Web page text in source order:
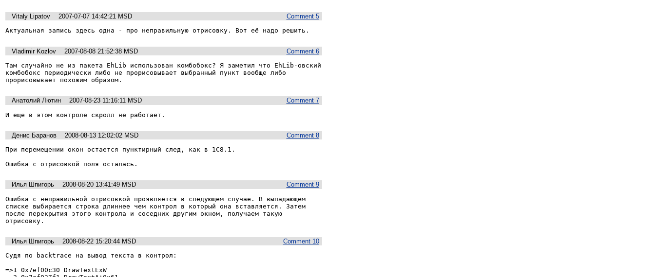
Comment 5
Vitaly Lipatov
2007-07-07 14:42:21 MSD
Актуальная запись здесь одна - про неправильную отрисовку. Вот её надо решить.
Comment 6
Vladimir Kozlov
2007-08-08 21:52:38 MSD
Там случайно не из пакета EhLib использован комбобокс? Я заметил что EhLib-овский
комбобокс периодически либо не прорисовывает выбранный пункт вообще либо
прорисовывает похожим образом.
Comment 7
Анатолий Лютин
2007-08-23 11:16:11 MSD
И ещё в этом контроле скролл не работает.
Comment 8
Денис Баранов
2008-08-13 12:02:02 MSD
При перемещении окон остается пунктирный след, как в 1С8.1.
Ошибка с отрисовкой поля осталась.
Comment 9
Илья Шпигорь
2008-08-20 13:41:49 MSD
Ошибка с неправильной отрисовкой проявляется в следующем случае. В выпадающем
списке выбирается строка длиннее чем контрол в который она вставляется. Затем
после перекрытия этого контрола и соседних другим окном, получаем такую
отрисовку.
Comment 10
Илья Шпигорь
2008-08-22 15:20:44 MSD
Судя по backtrace на вывод текста в контрол:
=>1 0x7ef00c30 DrawTextExW